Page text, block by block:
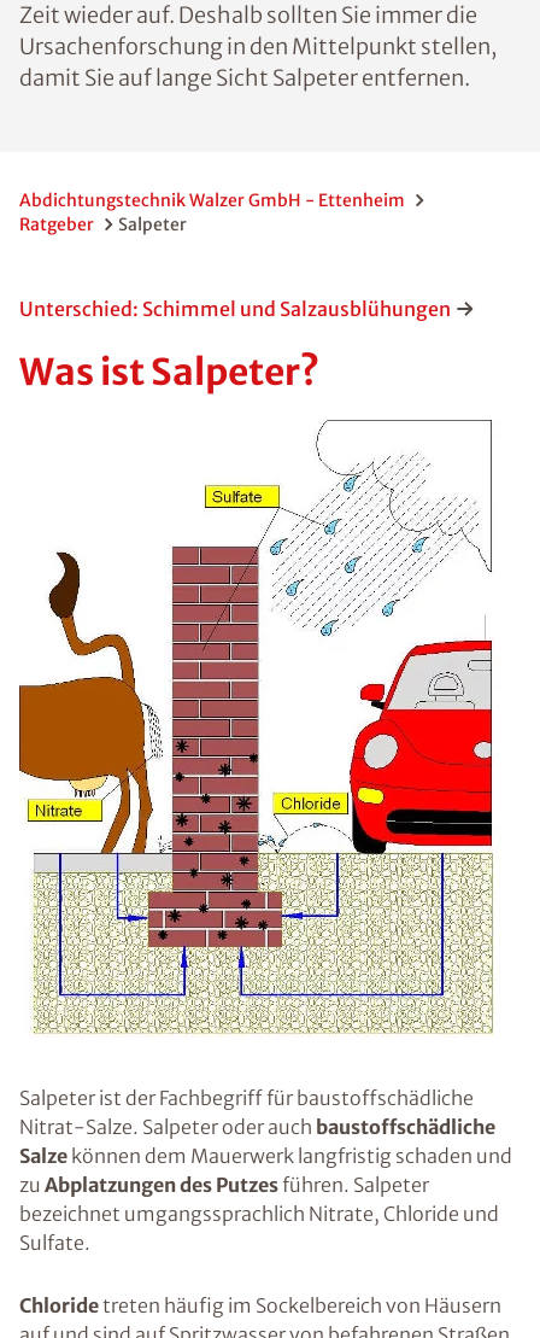
Zeit wieder auf. Deshalb sollten Sie immer die
Ursachenforschung in den Mittelpunkt stellen,
damit Sie auf lange Sicht Salpeter entfernen.
Abdichtungstechnik Walzer GmbH - Ettenheim
Ratgeber
Salpeter
Unterschied: Schimmel und Salzausblühungen
Was ist Salpeter?
Salpeter ist der Fachbegriff für baustoffschädliche
Nitrat-Salze. Salpeter oder auch baustoffschädliche
Salze können dem Mauerwerk langfristig schaden und
zu Abplatzungen des Putzesführen. Salpeter
bezeichnet umgangssprachlich Nitrate, Chloride und
Sulfate.
Chloridetreten häufig im Sockelbereich von Häusern